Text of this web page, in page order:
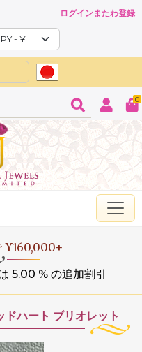
ログインまたわ登録
0
¥160,000+
5.00 % の追加割引
ドハート ブリオレット